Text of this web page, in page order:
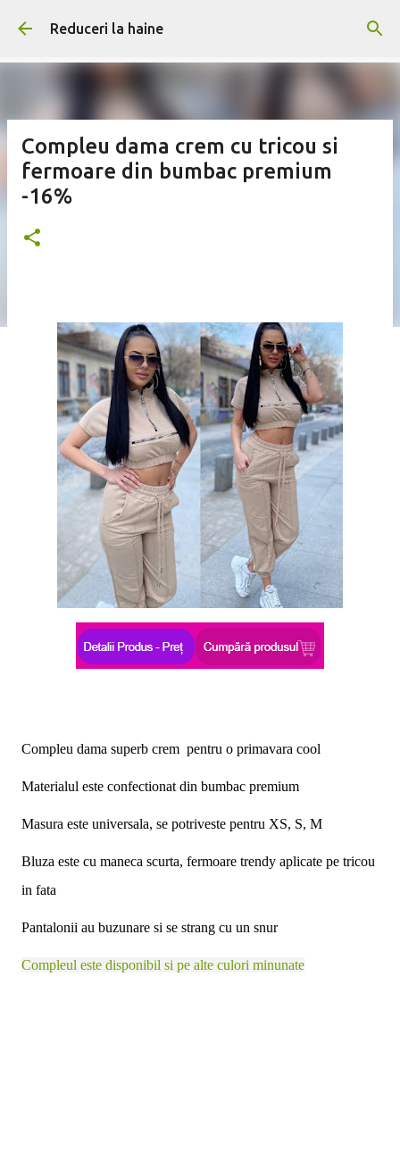
Treceți la conținutul principal
Reduceri la haine
Compleu dama crem cu tricou si
fermoare din bumbac premium
-16%
Compleu dama superb crem pentru o primavara cool
Materialul este confectionat din bumbac premium
Masura este universala, se potriveste pentru XS, S, M
Bluza este cu maneca scurta, fermoare trendy aplicate pe tricou
in fata
Pantalonii au buzunare si se strang cu un snur
Compleul este disponibil si pe alte culori minunate